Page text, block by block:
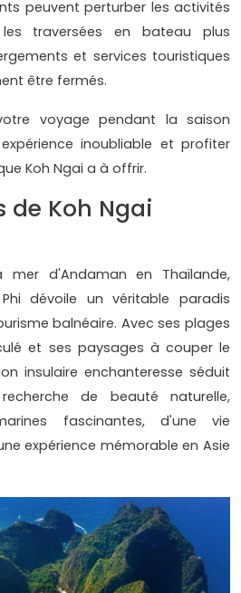
peuvent perturber les activités
traversées en bateau plus
et services touristiques
être fermés.
voyage pendant la saison
inoubliable et profiter
Koh Ngai a à offrir.
de Koh Ngai
d'Andaman en Thaïlande,
dévoile un véritable paradis
balnéaire. Avec ses plages
et ses paysages à couper le
insulaire enchanteresse séduit
de beauté naturelle,
fascinantes, d'une vie
expérience mémorable en Asie